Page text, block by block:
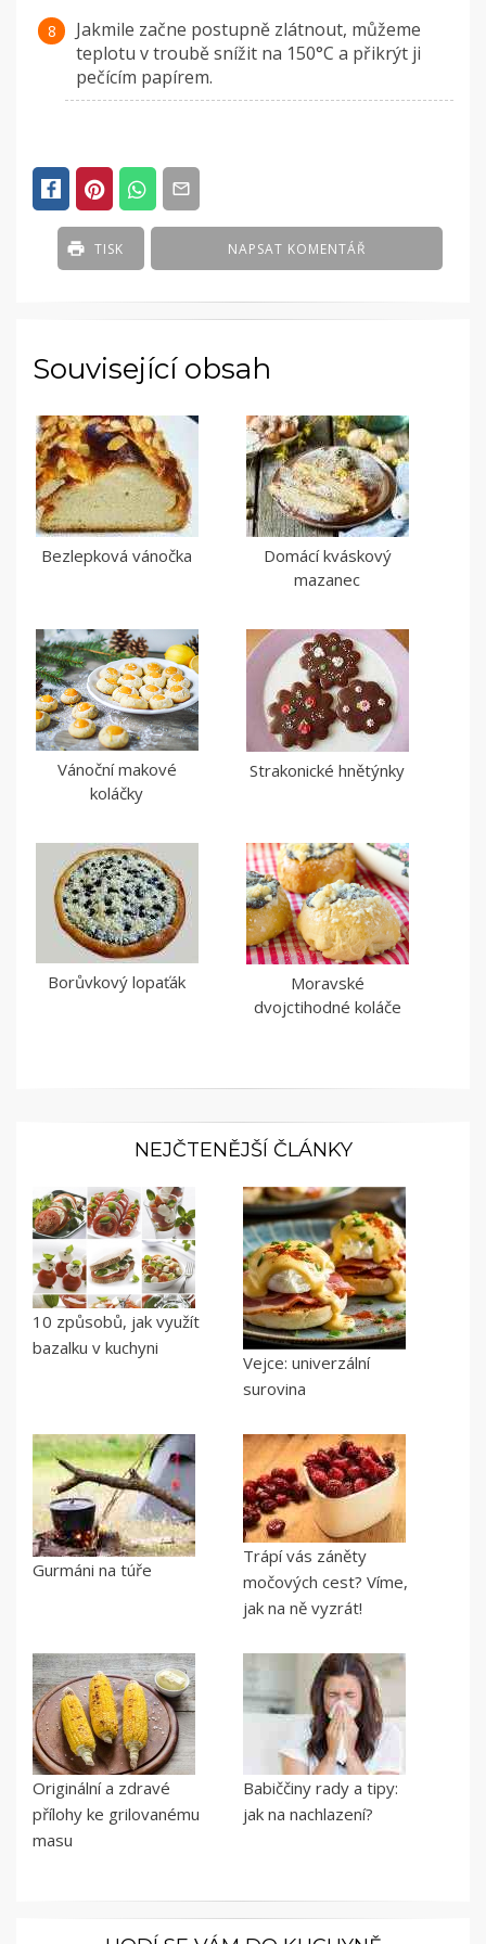
Jakmile začne postupně zlátnout, můžeme
teplotu v troubě snížit na 150°C a přikrýt ji
pečícím papírem.
NAPSAT KOMENTÁŘ
TISK
Související obsah
Bezlepková vánočka
Domácí kváskový
mazanec
Vánoční makové
koláčky
Strakonické hnětýnky
Borůvkový lopaťák
Moravské
dvojctihodné koláče
NEJČTENĚJŠÍ ČLÁNKY
10 způsobů, jak využít
bazalku v kuchyni
Vejce: univerzální
surovina
Gurmáni na túře
Trápí vás záněty
močových cest? Víme,
jak na ně vyzrát!
Originální a zdravé
přílohy ke grilovanému
masu
Babiččiny rady a tipy:
jak na nachlazení?